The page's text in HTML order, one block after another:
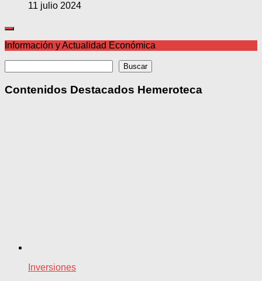
11 julio 2024
Información y Actualidad Económica
Buscar
Contenidos Destacados Hemeroteca
Inversiones